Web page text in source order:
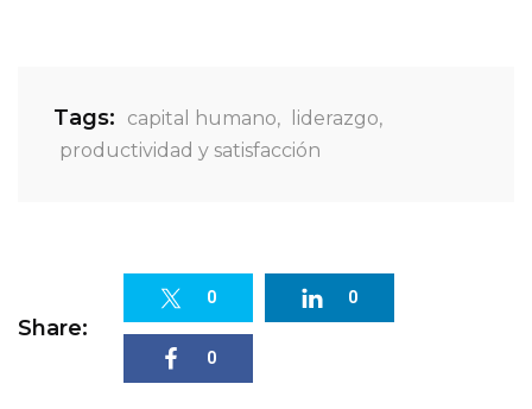
Tags: capital humano, liderazgo,
productividad y satisfacción
Share:
0 0
0